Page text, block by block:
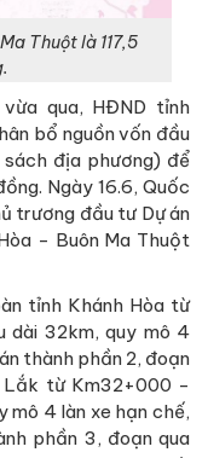
Thuột là 117,5
qua, HĐND tỉnh
bổ nguồn vốn đầu
địa phương) để
Ngày 16.6, Quốc
trương đầu tư Dự án
- Buôn Ma Thuột
tỉnh Khánh Hòa từ
dài 32km, quy mô 4
thành phần 2, đoạn
Lắk từ Km32+000 -
mô 4 làn xe hạn chế,
phần 3, đoạn qua